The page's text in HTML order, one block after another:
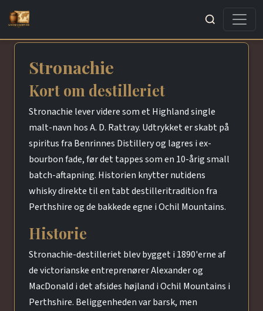
Søg
Stronachie
Kort om destilleriet
Stronachie lever videre som et Highland single
malt-navn hos A. D. Rattray. Udtrykket er skabt på
spiritus fra Benrinnes Distillery og lagres i ex-
bourbon fade, før det tappes som en 10-årig small
batch-aftapning. Historien knytter nutidens
whisky direkte til en tabt destilleritradition fra
Perthshire og de bakkede egne i Ochil Mountains.
Historie
Stronachie-destilleriet blev bygget i 1890'erne af
de victorianske entreprenører Alexander og
MacDonald i det afsides højland i Ochil Mountains i
Perthshire. Beliggenheden var barsk, men